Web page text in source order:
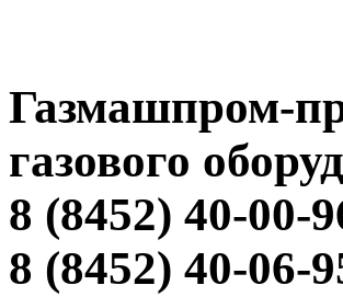
Газмашпром-
газового
8 (8452) 40-00-
8 (8452) 40-06-